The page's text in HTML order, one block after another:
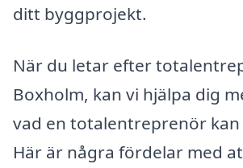
ditt byggprojekt.
När du letar efter
Boxholm, kan vi hjälpa dig
vad en totalentreprenör
Här är några fördelar med